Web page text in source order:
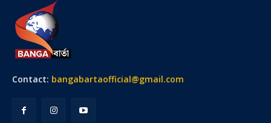
Contact: bangabartaofficial@gmail.com